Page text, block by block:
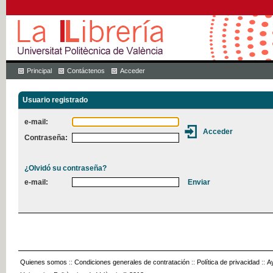
Principal Contáctenos Acceder
Usuario registrado
e-mail:
Contraseña:
¿Olvidó su contraseña?
e-mail:
Quienes somos :: Condiciones generales de contratación :: Política de privacidad ::